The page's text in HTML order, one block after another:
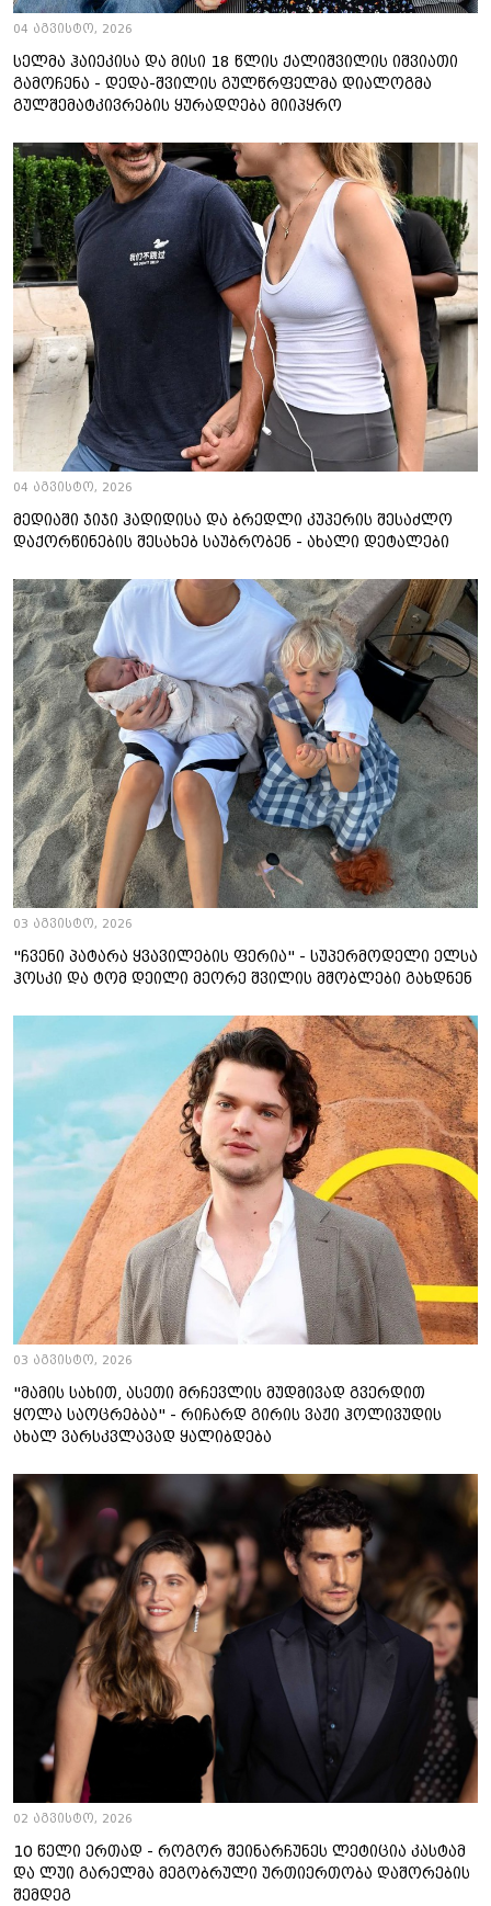
04 აგვისტო, 2026
სელმა ჰაიეკისა და მისი 18 წლის ქალიშვილის იშვიათი
გამოჩენა - დედა-შვილის გულწრფელმა დიალოგმა
გულშემატკივრების ყურადღება მიიპყრო
04 აგვისტო, 2026
მედიაში ჯიჯი ჰადიდისა და ბრედლი კუპერის შესაძლო
დაქორწინების შესახებ საუბრობენ - ახალი დეტალები
03 აგვისტო, 2026
"ჩვენი პატარა ყვავილების ფერია" - სუპერმოდელი ელსა
ჰოსკი და ტომ დეილი მეორე შვილის მშობლები გახდნენ
03 აგვისტო, 2026
"მამის სახით, ასეთი მრჩევლის მუდმივად გვერდით
ყოლა საოცრებაა" - რიჩარდ გირის ვაჟი ჰოლივუდის
ახალ ვარსკვლავად ყალიბდება
02 აგვისტო, 2026
10 წელი ერთად - როგორ შეინარჩუნეს ლეტიცია კასტამ
და ლუი გარელმა მეგობრული ურთიერთობა დაშორების
შემდეგ